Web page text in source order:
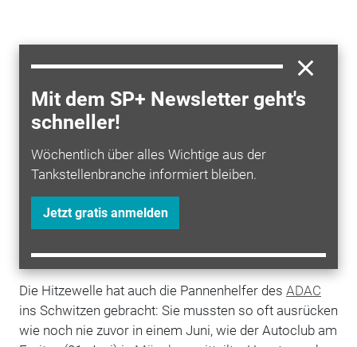
Mit dem SP+ Newsletter geht's
schneller!
Wöchentlich über alles Wichtige aus der
Tankstellenbranche informiert bleiben.
Jetzt gratis anmelden
Die Hitzewelle hat auch die Pannenhelfer des ADAC
ins Schwitzen gebracht: Sie mussten so oft ausrücken
wie noch nie zuvor in einem Juni, wie der Autoclub am